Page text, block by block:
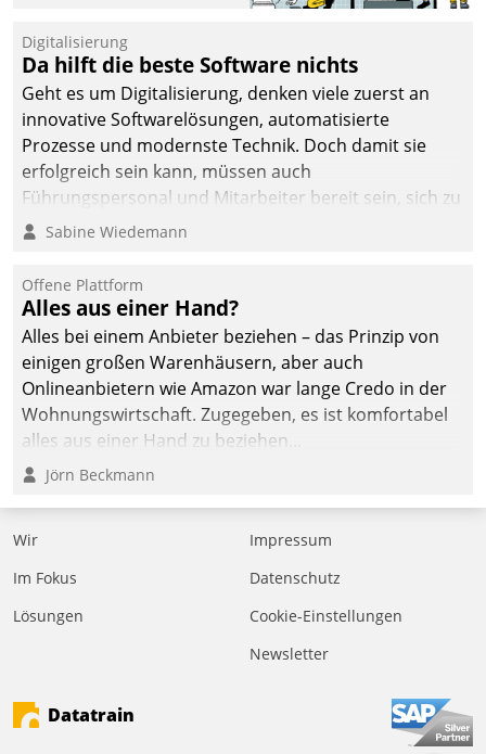
Jahresbeginn eine
Überblick, Einsicht und
Eingriff bietende Lösung.
Zur Entwicklung setzte
man auf
Cloudtechnologie,
bewährte und Startup-
agile Projektmethoden.
Digitalisierung
Da hilft die beste Software nichts
Geht es um Digitalisierung, denken viele zuerst an
innovative Softwarelösungen, automatisierte
Prozesse und modernste Technik. Doch damit sie
erfolgreich sein kann, müssen auch
Führungspersonal und Mitarbeiter bereit sein, sich zu
verändern und anzupassen, sonst werden sie an ihr
Sabine Wiedemann
Offene Plattform
Alles aus einer Hand?
Alles bei einem Anbieter beziehen – das Prinzip von
einigen großen Warenhäusern, aber auch
Onlineanbietern wie Amazon war lange Credo in der
Wohnungswirtschaft. Zugegeben, es ist komfortabel
alles aus einer Hand zu beziehen...
Jörn Beckmann
Wir
Im Fokus
Lösungen
Impressum
Datenschutz
Cookie-Einstellungen
Newsletter
Datatrain